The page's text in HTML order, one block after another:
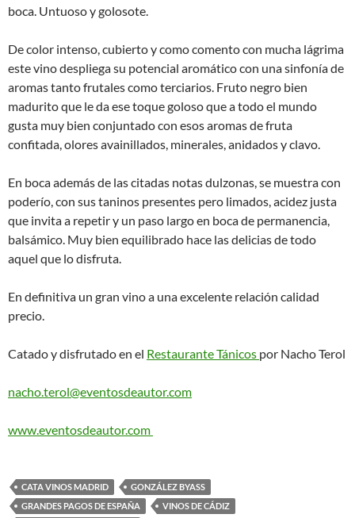
boca. Untuoso y golosote.
De color intenso, cubierto y como comento con mucha lágrima
este vino despliega su potencial aromático con una sinfonía de
aromas tanto frutales como terciarios. Fruto negro bien
madurito que le da ese toque goloso que a todo el mundo
gusta muy bien conjuntado con esos aromas de fruta
confitada, olores avainillados, minerales, anidados y clavo.
En boca además de las citadas notas dulzonas, se muestra con
poderío, con sus taninos presentes pero limados, acidez justa
que invita a repetir y un paso largo en boca de permanencia,
balsámico. Muy bien equilibrado hace las delicias de todo
aquel que lo disfruta.
En definitiva un gran vino a una excelente relación calidad
precio.
Catado y disfrutado en el Restaurante Tánicos por Nacho Terol
nacho.terol@eventosdeautor.com
www.eventosdeautor.com
CATA VINOS MADRID
GONZÁLEZ BYASS
GRANDES PAGOS DE ESPAÑA
VINOS DE CÁDIZ